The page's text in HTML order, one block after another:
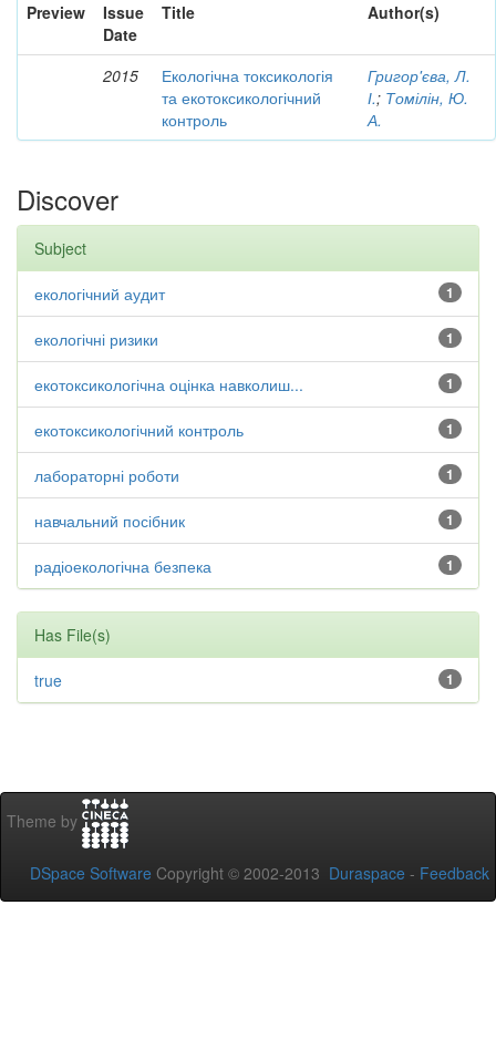
Preview
Issue
Date
Title Author(s)
2015
Екологічна токсикологія
та екотоксикологічний
контроль
Григор'єва, Л.
І.; Томілін, Ю.
А.
Discover
Subject
1
екологічний аудит
1
екологічні ризики
1
екотоксикологічна оцінка навколиш...
1
екотоксикологічний контроль
1
лабораторні роботи
1
навчальний посібник
1
радіоекологічна безпека
Has File(s)
1
true
Theme by
DSpace Software Copyright © 2002-2013 Duraspace - Feedback